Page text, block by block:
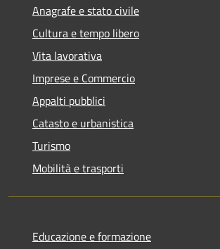
Anagrafe e stato civile
Cultura e tempo libero
Vita lavorativa
Imprese e Commercio
Appalti pubblici
Catasto e urbanistica
Turismo
Mobilità e trasporti
Educazione e formazione